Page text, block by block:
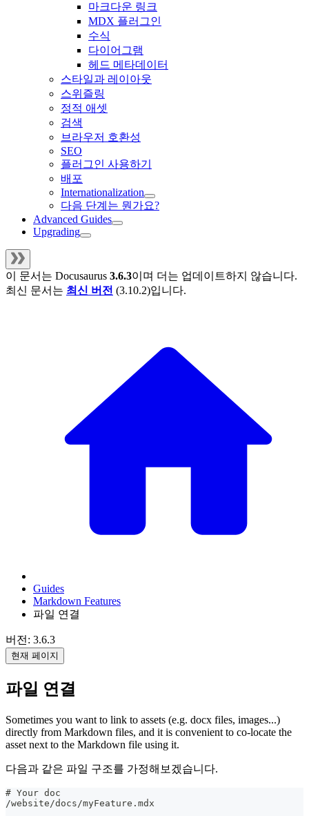
마크다운 링크
MDX 플러그인
수식
다이어그램
헤드 메타데이터
스타일과 레이아웃
스위즐링
정적 애셋
검색
브라우저 호환성
SEO
플러그인 사용하기
배포
Internationalization
다음 단계는 뭔가요?
Advanced Guides
Upgrading
이 문서는 Docusaurus 3.6.3이며 더는 업데이트하지 않습니다.
최신 문서는 최신 버전 (3.10.2)입니다.
Guides
Markdown Features
파일 연결
버전: 3.6.3
현재 페이지
파일 연결
Sometimes you want to link to assets (e.g. docx files, images...)
directly from Markdown files, and it is convenient to co-locate the
asset next to the Markdown file using it.
다음과 같은 파일 구조를 가정해보겠습니다.
# Your doc
/website/docs/myFeature.mdx